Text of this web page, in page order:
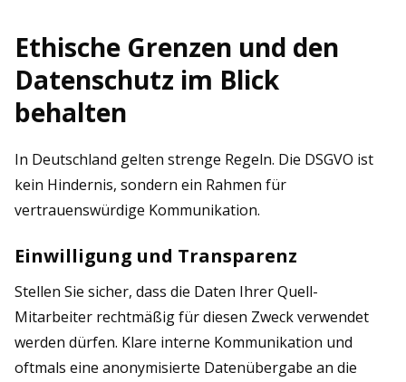
Ethische Grenzen und den
Datenschutz im Blick
behalten
In Deutschland gelten strenge Regeln. Die DSGVO ist
kein Hindernis, sondern ein Rahmen für
vertrauenswürdige Kommunikation.
Einwilligung und Transparenz
Stellen Sie sicher, dass die Daten Ihrer Quell-
Mitarbeiter rechtmäßig für diesen Zweck verwendet
werden dürfen. Klare interne Kommunikation und
oftmals eine anonymisierte Datenübergabe an die